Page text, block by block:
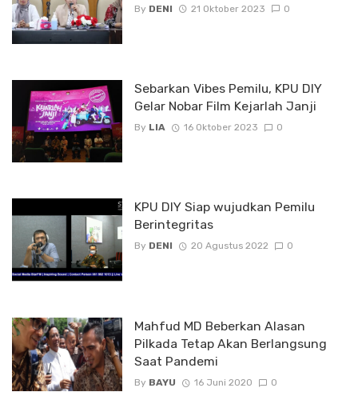
By DENI 21 Oktober 2023 0
Sebarkan Vibes Pemilu, KPU DIY
Gelar Nobar Film Kejarlah Janji
By LIA 16 Oktober 2023 0
KPU DIY Siap wujudkan Pemilu
Berintegritas
By DENI 20 Agustus 2022 0
Mahfud MD Beberkan Alasan
Pilkada Tetap Akan Berlangsung
Saat Pandemi
By BAYU 16 Juni 2020 0